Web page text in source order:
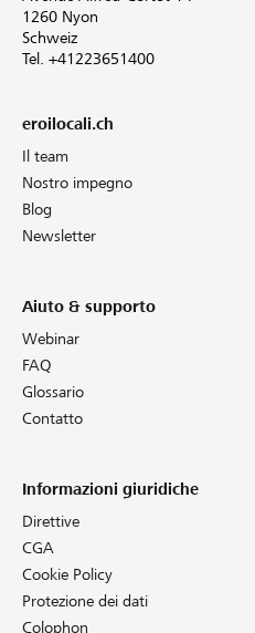
1260 Nyon
Schweiz
Tel. +41223651400
eroilocali.ch
Il team
Nostro impegno
Blog
Newsletter
Aiuto & supporto
Webinar
FAQ
Glossario
Contatto
Informazioni giuridiche
Direttive
CGA
Cookie Policy
Protezione dei dati
Colophon